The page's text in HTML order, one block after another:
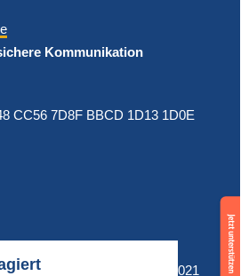
ad-hoc-
news
Kommunikation
CC56 7D8F BBCD 1D13 1D0E
© MBR Berlin 2021
Support
now